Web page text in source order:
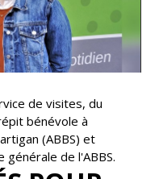
de visites, du
bénévole à
(ABBS) et
générale de l'ABBS.